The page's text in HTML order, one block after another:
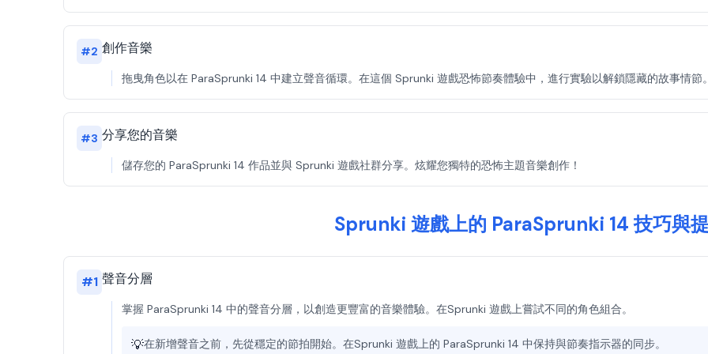
#2 創作音樂
拖曳角色以在 ParaSprunki 14 中建立聲音循環。在這個 Sprunki 遊戲恐怖節奏體驗中，進行實驗以解鎖隱藏的故事情節
#3 分享您的音樂
儲存您的 ParaSprunki 14 作品並與 Sprunki 遊戲社群分享。炫耀您獨特的恐怖主題音樂創作！
Sprunki 遊戲上的 ParaSprunki 14 技巧與
#1 聲音分層
掌握 ParaSprunki 14 中的聲音分層，以創造更豐富的音樂體驗。在Sprunki 遊戲上嘗試不同的角色組合。
💡在新增聲音之前，先從穩定的節拍開始。在Sprunki 遊戲上的 ParaSprunki 14 中保持與節奏指示器的同步。